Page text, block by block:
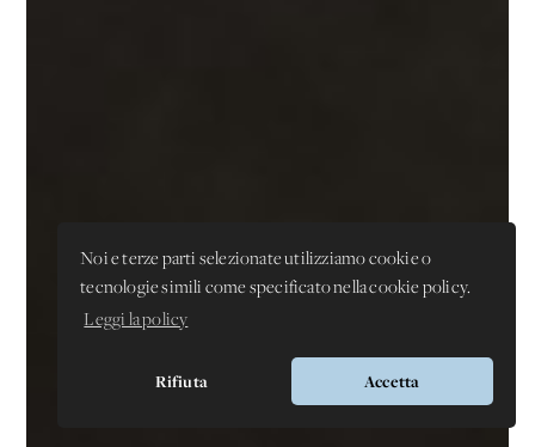
Noi e terze parti selezionate utilizziamo cookie o
tecnologie simili come specificato nella cookie policy.
Leggi la policy
Rifiuta Accetta